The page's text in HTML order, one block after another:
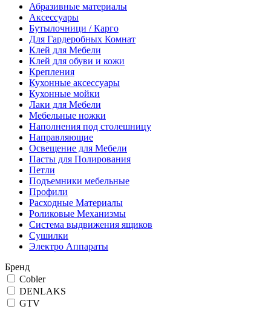
Абразивные материалы
Аксессуары
Бутылочници / Карго
Для Гардеробных Комнат
Клей для Мебели
Клей для обуви и кожи
Крепления
Кухонные аксессуары
Кухонные мойки
Лаки для Мебели
Мебельные ножки
Наполнения под столешницу
Направляющие
Освещение для Мебели
Пасты для Полирования
Петли
Подъемники мебельные
Профили
Расходные Материалы
Роликовые Механизмы
Система выдвижения ящиков
Сушилки
Электро Аппараты
Бренд
Cobler
DENLAKS
GTV